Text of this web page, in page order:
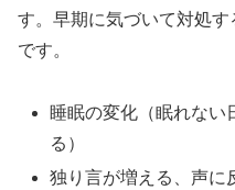
す。早期に気づいて対処
です。
睡眠の変化（眠れない
る）
独り言が増える、声に